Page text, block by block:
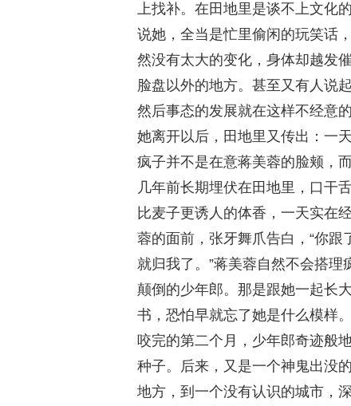
上找补。在田地里是谈不上文化
说她，全当是忙里偷闲的玩笑话
然没有太大的变化，身体却越发
脸盘以外的地方。甚至又有人说
然后事态的发展就在这样不经意
她离开以后，田地里又传出：一
疯子并不是在意蒋美蓉的脸颊，
几年前长期埋伏在田地里，口干
比麦子更诱人的体香，一天实在
蓉的面前，张牙舞爪告白，“你
就归我了。”蒋美蓉自然不会搭
颠倒的少年郎。那是跟她一起长
书，恐怕早就忘了她是什么模样
咬完的第二个月，少年郎奇迹般
种子。后来，又是一个神鬼出没
地方，到一个没有认识的城市，